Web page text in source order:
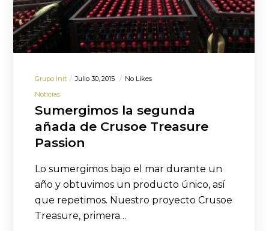
Grupo Init Julio 30, 2015
No Likes
Noticias
Sumergimos la segunda
añada de Crusoe Treasure
Passion
Lo sumergimos bajo el mar durante un
año y obtuvimos un producto único, así
que repetimos. Nuestro proyecto Crusoe
Treasure, primera…